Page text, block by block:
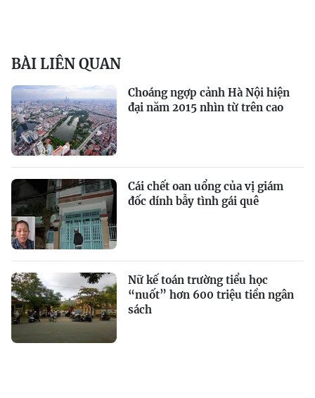
BÀI LIÊN QUAN
Choáng ngợp cảnh Hà Nội hiện
đại năm 2015 nhìn từ trên cao
Cái chết oan uổng của vị giám
đốc dính bẫy tình gái quê
Nữ kế toán trường tiểu học
“nuốt” hơn 600 triệu tiền ngân
sách